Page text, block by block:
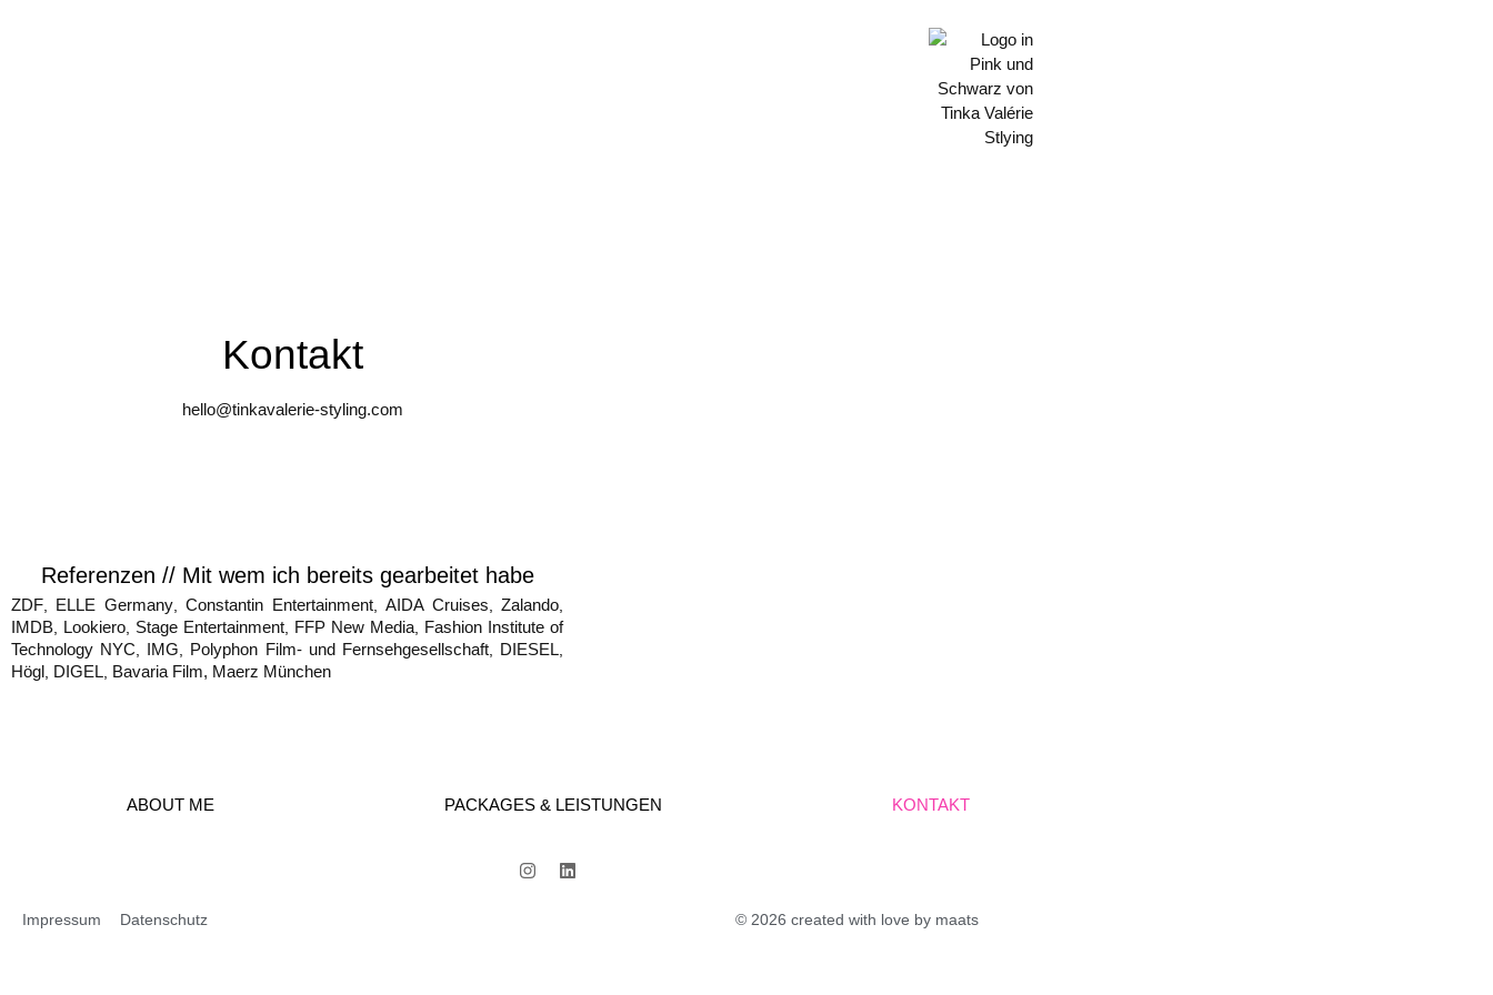
Kontakt
hello@tinkavalerie-styling.com
Referenzen // Mit wem ich bereits gearbeitet habe
ZDF, ELLE Germany,Constantin Entertainment,AIDA Cruises,Zalando,
IMDB, Lookiero, Stage Entertainment, FFP New Media, Fashion Institute of
Technology NYC, IMG, Polyphon Film- und Fernsehgesellschaft, DIESEL,
Högl, DIGEL, Bavaria Film, Maerz München
ABOUT ME PACKAGES & LEISTUNGEN KONTAKT
Impressum Datenschutz © 2026 created with love by maats